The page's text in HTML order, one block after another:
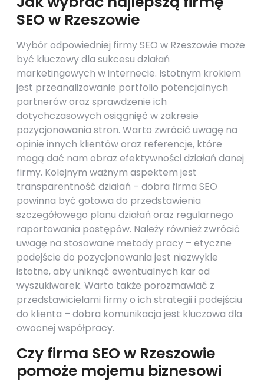
SEO w Rzeszowie
Wybór odpowiedniej firmy SEO w Rzeszowie może
być kluczowy dla sukcesu działań
marketingowych w internecie. Istotnym krokiem
jest przeanalizowanie portfolio potencjalnych
partnerów oraz sprawdzenie ich
dotychczasowych osiągnięć w zakresie
pozycjonowania stron. Warto zwrócić uwagę na
opinie innych klientów oraz referencje, które
mogą dać nam obraz efektywności działań danej
firmy. Kolejnym ważnym aspektem jest
transparentność działań – dobra firma SEO
powinna być gotowa do przedstawienia
szczegółowego planu działań oraz regularnego
raportowania postępów. Należy również zwrócić
uwagę na stosowane metody pracy – etyczne
podejście do pozycjonowania jest niezwykle
istotne, aby uniknąć ewentualnych kar od
wyszukiwarek. Warto także porozmawiać z
przedstawicielami firmy o ich strategii i podejściu
do klienta – dobra komunikacja jest kluczowa dla
owocnej współpracy.
Czy firma SEO w Rzeszowie
pomoże mojemu biznesowi